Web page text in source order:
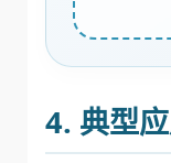
4. 典型